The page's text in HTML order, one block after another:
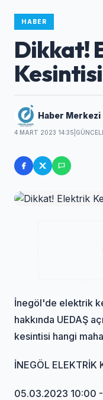
HABER
Dikkat!
Kesintisi
Haber Merkezi
4 MART 2023 14:35
İnegöl'de elektrik
hakkında UEDAŞ
kesintisi hangi
İNEGÖL ELEKTRİK
05.03.2023 10:00